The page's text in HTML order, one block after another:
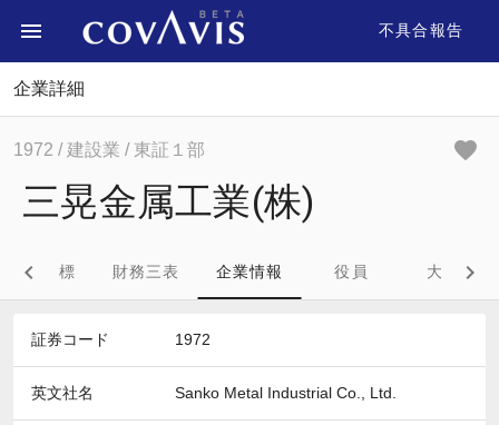
不具合報告
企業詳細
1972 / 建設業 / 東証１部
三晃金属工業(株)
財務指標 財務三表 企業情報 役員 大株主
証券コード 1972
英文社名 Sanko Metal Industrial Co., Ltd.